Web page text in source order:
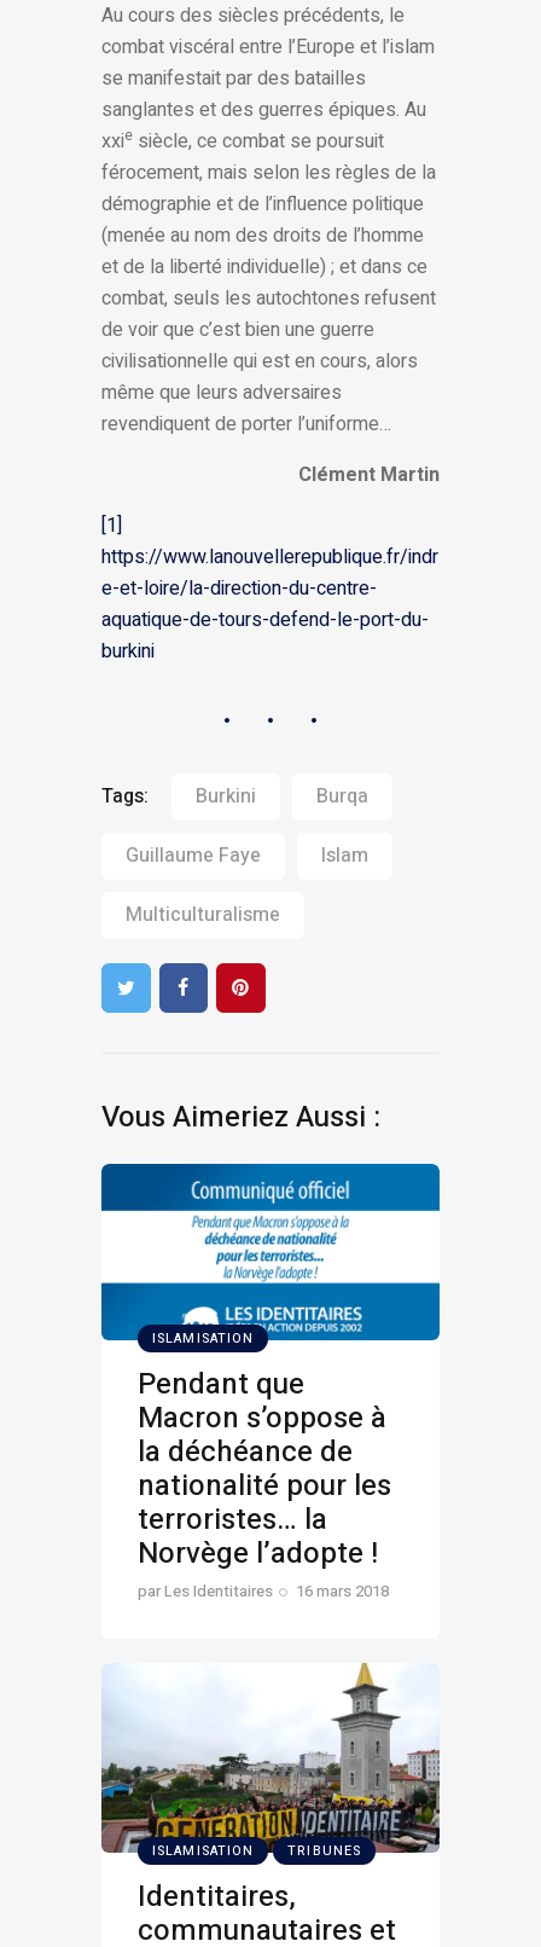
Au cours des siècles précédents, le
combat viscéral entre l’Europe et l’islam
se manifestait par des batailles
sanglantes et des guerres épiques. Au
xxie siècle, ce combat se poursuit
férocement, mais selon les règles de la
démographie et de l’influence politique
(menée au nom des droits de l’homme
et de la liberté individuelle) ; et dans ce
combat, seuls les autochtones refusent
de voir que c’est bien une guerre
civilisationnelle qui est en cours, alors
même que leurs adversaires
revendiquent de porter l’uniforme…
Clément Martin
[1]
https://www.lanouvellerepublique.fr/indr
e-et-loire/la-direction-du-centre-
aquatique-de-tours-defend-le-port-du-
burkini
Tags: Burkini Burqa
Guillaume Faye Islam
Multiculturalisme
Vous Aimeriez Aussi :
ISLAMISATION
Pendant que
Macron s’oppose à
la déchéance de
nationalité pour les
terroristes… la
Norvège l’adopte !
parLes Identitaires 16 mars 2018
ISLAMISATION TRIBUNES
Identitaires,
communautaires et